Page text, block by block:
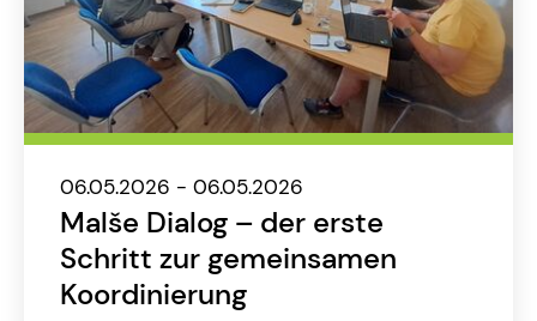
06.05.2026 - 06.05.2026
Malše Dialog – der erste
Schritt zur gemeinsamen
Koordinierung